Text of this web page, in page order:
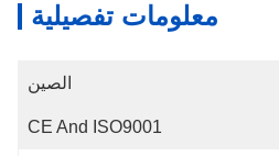
معلومات تفصيلية
الصين
CE And ISO9001